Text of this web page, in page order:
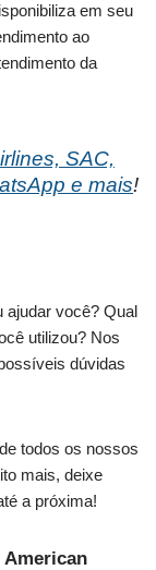
em seu
ao
da
SAC,
e mais!
ajudar você? Qual
utilizou? Nos
dúvidas
todos os nossos
mais, deixe
a próxima!